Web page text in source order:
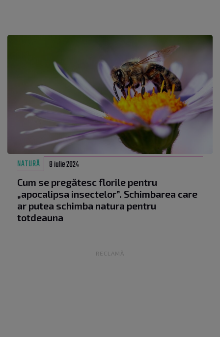
NATURĂ 8 iulie 2024
Cum se pregătesc florile pentru
„apocalipsa insectelor”. Schimbarea care
ar putea schimba natura pentru
totdeauna
RECLAMĂ